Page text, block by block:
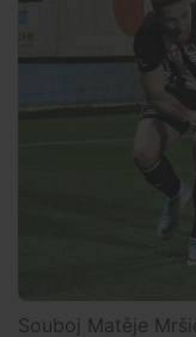
Souboj Matěje